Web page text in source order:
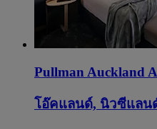
Pullman Auckland
โอ๊คแลนด์, นิวซีแลน